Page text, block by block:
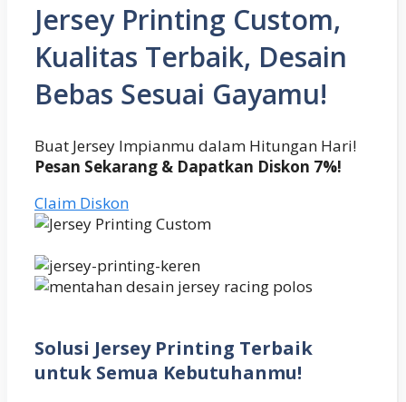
Jersey Printing Custom,
Kualitas Terbaik, Desain
Bebas Sesuai Gayamu!
Buat Jersey Impianmu dalam Hitungan Hari!
Pesan Sekarang & Dapatkan Diskon 7%!
Claim Diskon
Solusi Jersey Printing Terbaik
untuk Semua Kebutuhanmu!